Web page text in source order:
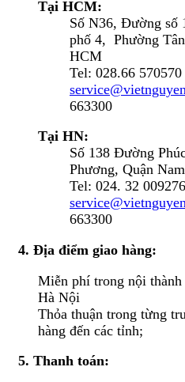
Tại HCM:
Số N36, Đường số
phố 4, Phường
HCM
Tel: 028.66
663300
Tại HN:
Số 138 Đường
Phương, Quận
Tel: 024. 32
663300
4. Địa điểm giao hàng:
Miễn phí trong nội
Hà Nội
Thỏa thuận trong từng
hàng đến các tỉnh;
5. Thanh toán: